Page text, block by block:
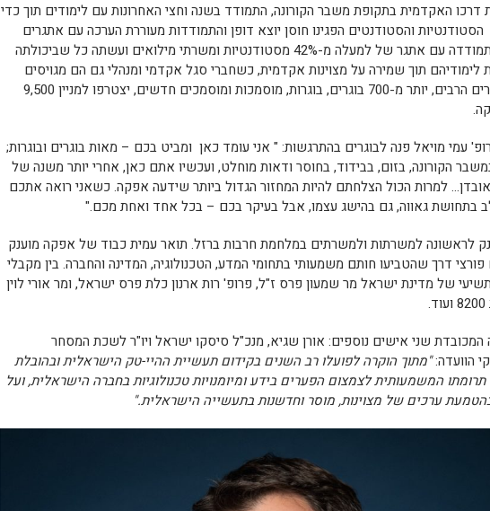
האקדמית בתקופת משבר הקורונה, התמודד בשנה וחצי האחרונות עם לימודים תוך כדי
והסטודנטים הפגינו חוסן יוצא דופן והתמודדות מעוררת הערכה עם אתגרים
אפקה התמודדה עם אתגר של למעלה מ-42% מסטודנטיות ומשרתי מילואים ועשתה כל שביכולתה
תוך שמירה על מצוינות אקדמית, כשחברי סגל אקדמי ומנהלי גם הם מגויסים
למרות האתגרים הרבים, יותר מ-700 בוגרים, בוגרות, מוסמכות ומוסמכים חדשים, יצטרפו למניין 9,500
עמי מויאל פנה לבוגרים בהתרגשות: " אני עומד כאן ומביט בכם – מאות בוגרים ובוגרות;
הקורונה, בזום, בבידוד, בחוסר ודאות מוחלט, ועכשיו אתם כאן, אחרי יותר משנה של
למרות הכול הצלחתם להיות המחזור הגדול ביותר שידעה אפקה. כשאני רואה אתכם
בתחושת גאווה, גם בהישג עצמו, אבל בעיקר בכם – בכל אחד ואחת מכם."
לראשונה למשרתות ולמשרתים במלחמת חרבות ברזל. תואר עמית כבוד של אפקה מוענק
דרך שהטביעו חותם משמעותי בתחומי המדע, הטכנולוגיה, המדינה והחברה. בין מקבלי
של מדינת ישראל מר שמעון פרס ז"ל, פרופ' רות ארנון כלת פרס ישראל, ומר אורי לוין
שני אישים נוספים: אורן שגיא, מנכ"ל סיסקו ישראל ויו"ר לשכת המסחר
הוועדה:"מתוך הוקרה לפועלו רב השנים בקידום תעשיית ההיי-טק הישראלית ובהובלת
תרומתו המשמעותית לצמצום הפערים בידע ומיומנויות טכנולוגיות בחברה הישראלית, ועל
ערכים של מצוינות, מוסר וחדשנות בתעשייה הישראלית."